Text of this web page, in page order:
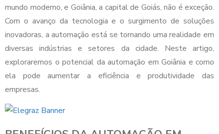
mundo moderno, e Goiânia, a capital de Goiás, não é exceção.
Com o avanço da tecnologia e o surgimento de soluções
inovadoras, a automação está se tornando uma realidade em
diversas indústrias e setores da cidade. Neste artigo,
exploraremos o potencial da automação em Goiânia e como
ela pode aumentar a eficiência e produtividade das
empresas.